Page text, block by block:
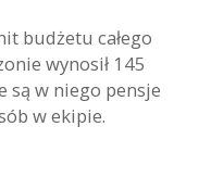
budżetu całego
wynosił 145
w niego pensje
w ekipie.